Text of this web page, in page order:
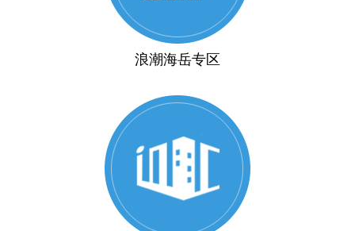
浪潮海岳专区